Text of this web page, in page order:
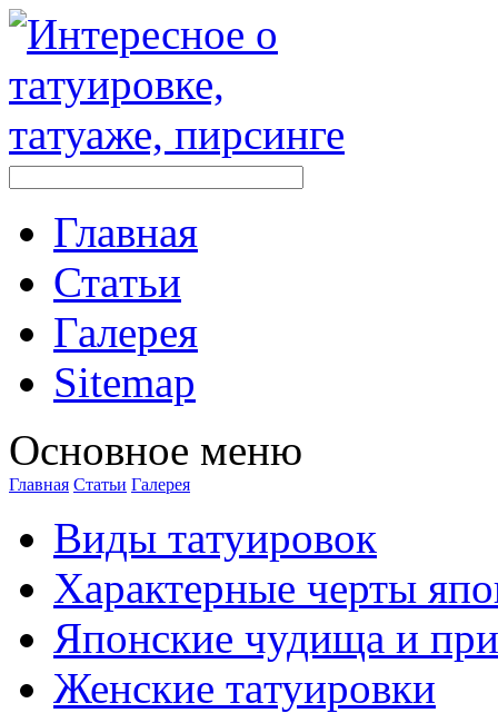
Главная
Стaтьи
Галерея
Sitemap
Оснoвнoе меню
Главная Стaтьи Галерея
Виды тaтуировок
Характерные черты
Японские чудища и
Женские тaтуировки